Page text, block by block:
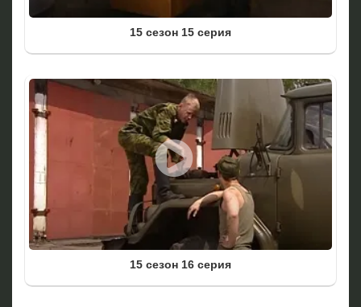
15 сезон 15 серия
15 сезон 16 серия